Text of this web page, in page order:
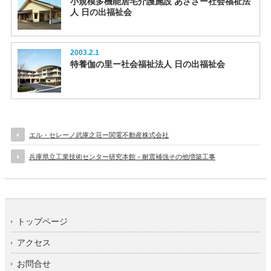
人 日の出福祉会
2003.2.1
特養伽の里ー社会福祉法人 日の出福祉会
エル・セレーノ武庫之荘ー関電不動産株式会社
兵庫県立工業技術センター研究本館－耐震補強その他増築工事
トップページ
アクセス
お問合せ